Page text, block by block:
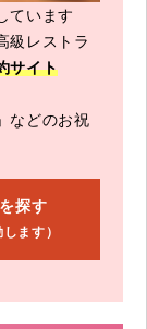
ています
級レストラ
サイト
などのお祝
探す
ます）